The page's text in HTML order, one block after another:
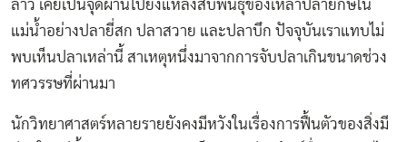
ลาว เคยเป็นจุดผ่านไปยังแหล่งสืบพันธุ์ของเหล่าปลายักษ์ใน
แม่น้ำอย่างปลายี่สก ปลาสวาย และปลาบึก ปัจจุบันเราแทบไม่
พบเห็นปลาเหล่านี้ สาเหตุหนึ่งมาจากการจับปลาเกินขนาดช่วง
ทศวรรษที่ผ่านมา
นักวิทยาศาสตร์หลายรายยังคงมีหวังในเรื่องการฟื้นตัวของสิ่งมี